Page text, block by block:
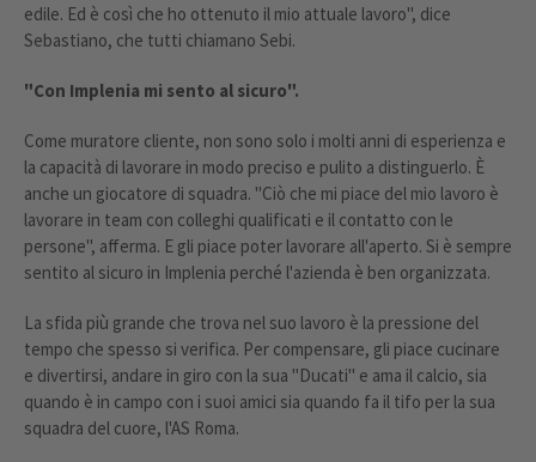
edile. Ed è così che ho ottenuto il mio attuale lavoro", dice
Sebastiano, che tutti chiamano Sebi.
"Con Implenia mi sento al sicuro".
Come muratore cliente, non sono solo i molti anni di esperienza e
la capacità di lavorare in modo preciso e pulito a distinguerlo. È
anche un giocatore di squadra. "Ciò che mi piace del mio lavoro è
lavorare in team con colleghi qualificati e il contatto con le
persone", afferma. E gli piace poter lavorare all'aperto. Si è sempre
sentito al sicuro in Implenia perché l'azienda è ben organizzata.
La sfida più grande che trova nel suo lavoro è la pressione del
tempo che spesso si verifica. Per compensare, gli piace cucinare
e divertirsi, andare in giro con la sua "Ducati" e ama il calcio, sia
quando è in campo con i suoi amici sia quando fa il tifo per la sua
squadra del cuore, l'AS Roma.